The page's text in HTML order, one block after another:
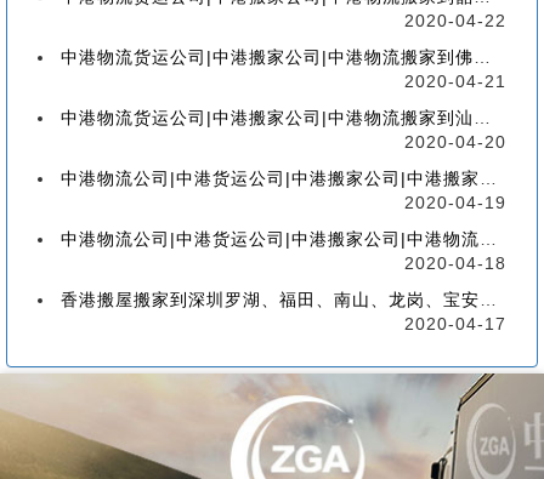
2020-04-22
中港物流货运公司|中港搬家公司|中港物流搬家到佛山流程、联运、包装、价格、电话、标准
2020-04-21
中港物流货运公司|中港搬家公司|中港物流搬家到汕头的流程、联运、包装、价格、电话、标准
2020-04-20
中港物流公司|中港货运公司|中港搬家公司|中港搬家到珠海的流程、联运、包装、价格、电话
2020-04-19
中港物流公司|中港货运公司|中港搬家公司|中港物流搬家到广州的流程、联运、包装、价格
2020-04-18
香港搬屋搬家到深圳罗湖、福田、南山、龙岗、宝安、盐田、龙华、大鹏、坪山流程和价格
2020-04-17